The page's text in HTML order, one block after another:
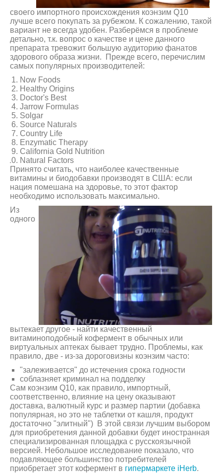
своего импортного происхождения коэнзим Q10
лучше всего покупать за рубежом. К сожалению, такой
вариант не всегда удобен. Разберёмся в проблеме
детально, т.к. вопрос о качестве и цене данного
препарата тревожит большую аудиторию фанатов
здорового образа жизни. Прежде всего, перечислим
самых популярных производителей:
Now Foods
Healthy Origins
Doctor's Best
Jarrow Formulas
Solgar
Source Naturals
Country Life
Enzymatic Therapy
California Gold Nutrition
Natural Factors
Принято считать, что наиболее качественные
витамины и биодобавки производят в США: если
нация помешана на здоровье, то этот фактор
необходимо использовать максимально.
Из
одного
вытекает другое - найти качественный
витаминоподобный кофермент в обычных или
виртуальных аптеках бывает трудно. Проблемы, как
правило, две - из-за дороговизны коэнзим часто:
"залеживается" до истечения срока годности
соблазняет криминал на подделку
Сам коэнзим Q10, как правило, импортный,
соответственно, влияние на цену оказывают
доставка, валютный курс и размер партии (добавка
популярная, но это не таблетки от кашля, продукт
достаточно "элитный") В этой связи лучшим выбором
для приобретения данной добавки будет иностранная
специализированная площадка с русскоязычной
версией. Небольшое исследование показало, что
подавляющее большинство потребителей
приобретает этот кофермент в гипермаркете iHerb.